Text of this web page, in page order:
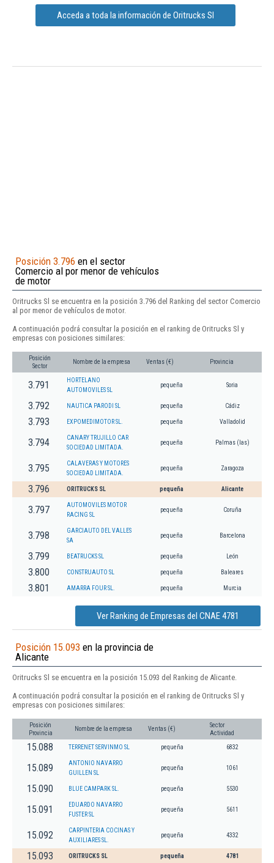
Acceda a toda la información de Oritrucks Sl
Posición 3.796 en el sector
Comercio al por menor de vehículos
de motor
Oritrucks Sl se encuentra en la posición 3.796 del Ranking del sector Comercio
al por menor de vehículos de motor.
A continuación podrá consultar la posición en el ranking de Oritrucks Sl y
empresas con posiciones similares:
Posición
Sector
Nombre de la empresa Ventas (€) Provincia
3.791
HORTELANO
AUTOMOVILES SL
pequeña Soria
3.792 NAUTICA PARODI SL pequeña Cádiz
3.793 EXPOMEDIMOTOR SL. pequeña Valladolid
3.794
CANARY TRUJILLO CAR
SOCIEDAD LIMITADA.
pequeña Palmas (las)
3.795
CALAVERAS Y MOTORES
SOCIEDAD LIMITADA.
pequeña Zaragoza
3.796 ORITRUCKS SL pequeña Alicante
3.797
AUTOMOVILES MOTOR
RACING SL
pequeña Coruña
3.798
GARCIAUTO DEL VALLES
SA
pequeña Barcelona
3.799 BEATRUCKS SL pequeña León
3.800 CONSTRUAUTO SL pequeña Baleares
3.801 AMARRA FOUR SL. pequeña Murcia
Ver Ranking de Empresas del CNAE 4781
Posición 15.093 en la provincia de
Alicante
Oritrucks Sl se encuentra en la posición 15.093 del Ranking de Alicante.
A continuación podrá consultar la posición en el ranking de Oritrucks Sl y
empresas con posiciones similares:
Posición
Provincia
Nombre de la empresa Ventas (€)
Sector
Actividad
15.088 TERRENET SERVINMO SL pequeña 6832
15.089
ANTONIO NAVARRO
GUILLEN SL
pequeña 1061
15.090 BLUE CAMPARK SL. pequeña 5530
15.091
EDUARDO NAVARRO
FUSTER SL
pequeña 5611
15.092
CARPINTERIA COCINAS Y
AUXILIARES SL.
pequeña 4332
15.093 ORITRUCKS SL pequeña 4781